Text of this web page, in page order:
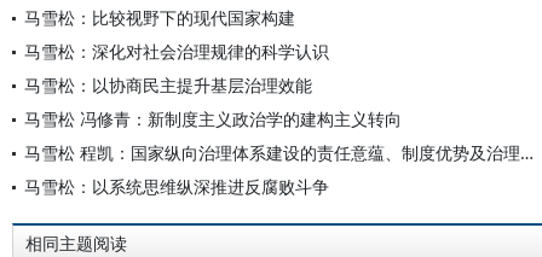
马雪松：比较视野下的现代国家构建
马雪松：深化对社会治理规律的科学认识
马雪松：以协商民主提升基层治理效能
马雪松 冯修青：新制度主义政治学的建构主义转向
马雪松 程凯：国家纵向治理体系建设的责任意蕴、制度优势及治理效能
马雪松：以系统思维纵深推进反腐败斗争
相同主题阅读